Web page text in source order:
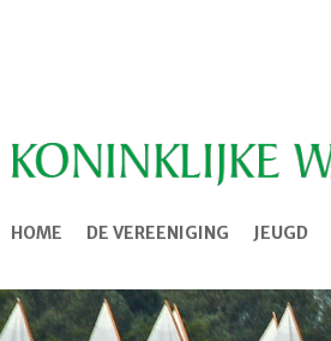
HOME DE VEREENIGING JEUGD